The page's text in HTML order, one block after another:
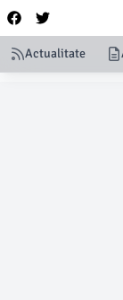
Actualitate